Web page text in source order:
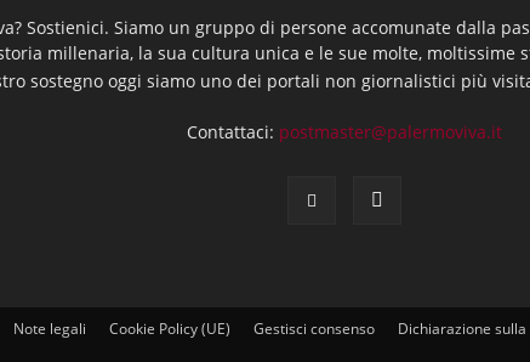
Sostienici. Siamo un gruppo di persone accomunate dalla
millenaria, la sua cultura unica e le sue molte, moltissime
sostegno oggi siamo uno dei portali non giornalistici più
Contattaci: postmaster@palermoviva.it
Note legali Cookie Policy (UE) Gestisci consenso Dichiarazione sulla